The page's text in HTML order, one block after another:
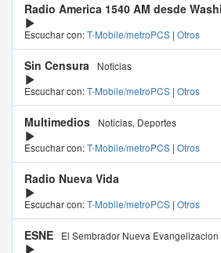
Radio America 1540 AM desde
Escuchar con:T-Mobile/metroPCS | Otros
Sin Censura
Noticias
Escuchar con:T-Mobile/metroPCS | Otros
Multimedios
Noticias, Deportes
Escuchar con:T-Mobile/metroPCS | Otros
Radio Nueva Vida
Escuchar con:T-Mobile/metroPCS | Otros
ESNE
El Sembrador Nueva Evangelizacion